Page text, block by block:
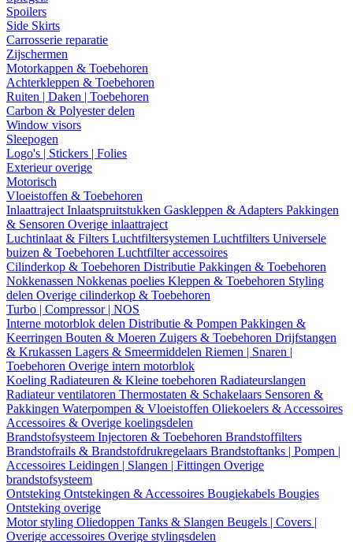
Spoilers
Side Skirts
Carrosserie reparatie
Zijschermen
Motorkappen & Toebehoren
Achterkleppen & Toebehoren
Ruiten | Daken | Toebehoren
Carbon & Polyester delen
Window visors
Sleepogen
Logo's | Stickers | Folies
Exterieur overige
Motorisch
Vloeistoffen & Toebehoren
Inlaattraject Inlaatspruitstukken Gaskleppen & Adapters Pakkingen
& Sensoren Overige inlaattraject
Luchtinlaat & Filters Luchtfiltersystemen Luchtfilters Universele
buizen & Toebehoren Luchtfilter accessoires
Cilinderkop & Toebehoren Distributie Pakkingen & Toebehoren
Nokkenassen Nokkenas poelies Kleppen & Toebehoren Styling
delen Overige cilinderkop & Toebehoren
Turbo | Compressor | NOS
Interne motorblok delen Distributie & Pompen Pakkingen &
Keerringen Bouten & Moeren Zuigers & Toebehoren Drijfstangen
& Krukassen Lagers & Smeermiddelen Riemen | Snaren |
Toebehoren Overige intern motorblok
Koeling Radiateuren & Kleine toebehoren Radiateurslangen
Radiateur ventilatoren Thermostaten & Schakelaars Sensoren &
Pakkingen Waterpompen & Vloeistoffen Oliekoelers & Accessoires
Accessoires & Overige koelingsdelen
Brandstofsysteem Injectoren & Toebehoren Brandstoffilters
Brandstofrails & Brandstofdrukregelaars Brandstoftanks | Pompen |
Accessoires Leidingen | Slangen | Fittingen Overige
brandstofsysteem
Ontsteking Ontstekingen & Accessoires Bougiekabels Bougies
Ontsteking overige
Motor styling Oliedoppen Tanks & Slangen Beugels | Covers |
Overige accessoires Overige stylingsdelen